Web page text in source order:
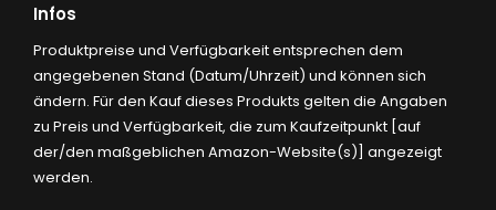
Infos
Produktpreise und Verfügbarkeit entsprechen dem
angegebenen Stand (Datum/Uhrzeit) und können sich
ändern. Für den Kauf dieses Produkts gelten die Angaben
zu Preis und Verfügbarkeit, die zum Kaufzeitpunkt [auf
der/den maßgeblichen Amazon-Website(s)] angezeigt
werden.